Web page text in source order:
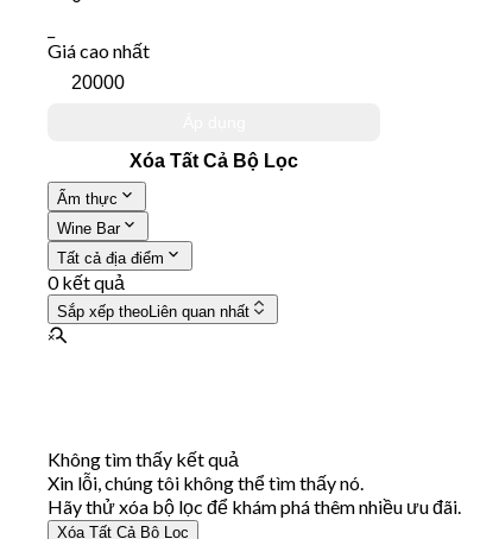
Giá cao nhất
Xóa Tất Cả Bộ Lọc
Ẩm thực
Wine Bar
Tất cả địa điểm
0 kết quả
Sắp xếp theoLiên quan nhất
Không tìm thấy kết quả
Xin lỗi, chúng tôi không thể tìm thấy nó.
Hãy thử xóa bộ lọc để khám phá thêm nhiều ưu đãi.
Xóa Tất Cả Bộ Lọc